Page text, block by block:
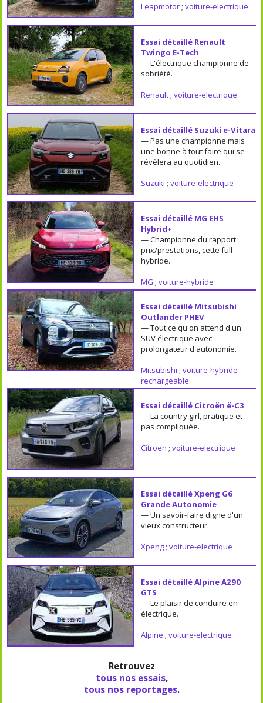
Leapmotor; voiture-electrique
Essai détaillé Renault
Twingo E-Tech
— L'électrique championne de
sobriété.
Renault; voiture-electrique
Essai détaillé Suzuki e-Vitara
— Pas une championne mais
une bonne à tout faire qui se
révèlera au quotidien.
Suzuki ; voiture-electrique
Essai détaillé MG EHS
Hybrid+
— Championne du rapport
prix/prestations, cette full-
hybride.
MG ; voiture-hybride
Essai détaillé Mitsubishi
Outlander PHEV
— Tout ce qu'on attend d'un
SUV électrique avec
prolongateur d'autonomie.
Mitsubishi ; voiture-hybride-
rechargeable
Essai détaillé Citroën ë-C3
— La country girl, pratique et
pas compliquée.
Citroen ; voiture-electrique
Essai détaillé Xpeng G6
Grande Autonomie
— Un savoir-faire digne d'un
vieux constructeur.
Xpeng; voiture-electrique
Essai détaillé Alpine A290
GTS
— Le plaisir de conduire en
électrique.
Alpine ; voiture-electrique
Retrouvez
tous nos essais,
tous nos reportages.